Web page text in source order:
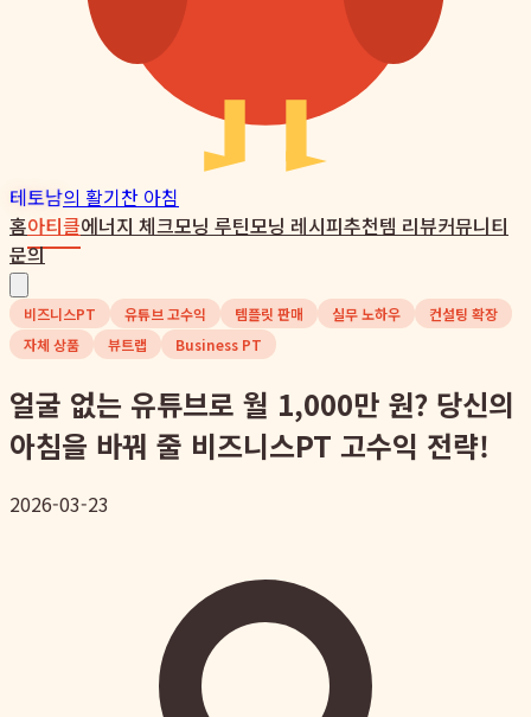
테토남의 활기찬 아침
홈아티클에너지 체크모닝 루틴모닝 레시피추천템 리뷰커뮤니티
문의
비즈니스PT 유튜브 고수익 템플릿 판매 실무 노하우
컨설팅 확장
자체 상품
뷰트랩 Business PT
얼굴 없는 유튜브로 월 1,000만 원? 당신의
아침을 바꿔 줄 비즈니스PT 고수익 전략!
2026-03-23